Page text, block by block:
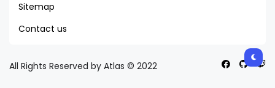
Sitemap
Contact us
All Rights Reserved by Atlas © 2022